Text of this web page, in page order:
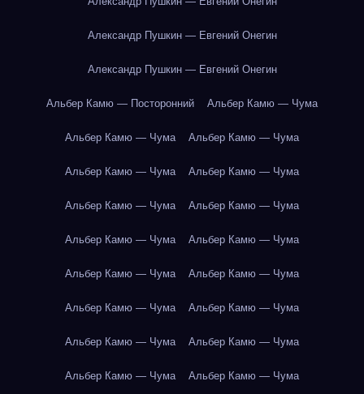
Александр Пушкин — Евгений Онегин
Александр Пушкин — Евгений Онегин
Альбер Камю — Посторонний Альбер Камю — Чума
Альбер Камю — Чума Альбер Камю — Чума
Альбер Камю — Чума Альбер Камю — Чума
Альбер Камю — Чума Альбер Камю — Чума
Альбер Камю — Чума Альбер Камю — Чума
Альбер Камю — Чума Альбер Камю — Чума
Альбер Камю — Чума Альбер Камю — Чума
Альбер Камю — Чума Альбер Камю — Чума
Альбер Камю — Чума Альбер Камю — Чума